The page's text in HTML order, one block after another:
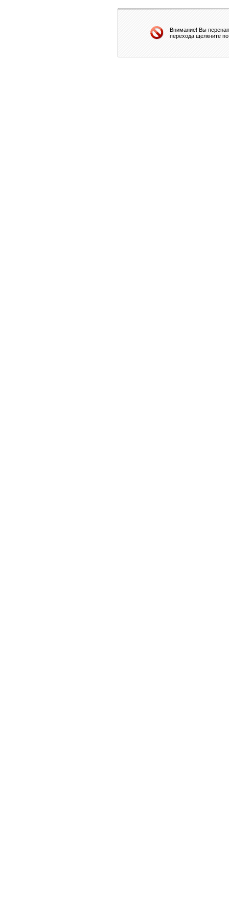
Внимание! Вы
перехода щелкните